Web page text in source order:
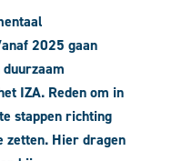
2025 gaan
IZA. Reden om in
stappen richting
zetten. Hier dragen